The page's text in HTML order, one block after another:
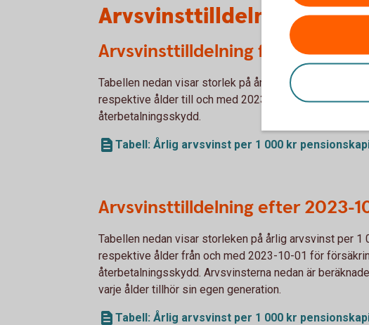
Arvsvinsttilldelning före
Arvsvinsttilldelning före 2023-
Tabellen nedan visar storlek på årlig arvsvinst per 1
respektive ålder till och med 2023-09-30 för
återbetalningsskydd.
Tabell: Årlig arvsvinst per 1 000 kr
Arvsvinsttilldelning efter 2023-
Tabellen nedan visar storleken på årlig arvsvinst per
respektive ålder från och med 2023-10-01 för
återbetalningsskydd. Arvsvinsterna nedan är
varje ålder tillhör sin egen generation.
Tabell: Årlig arvsvinst per 1 000 kr